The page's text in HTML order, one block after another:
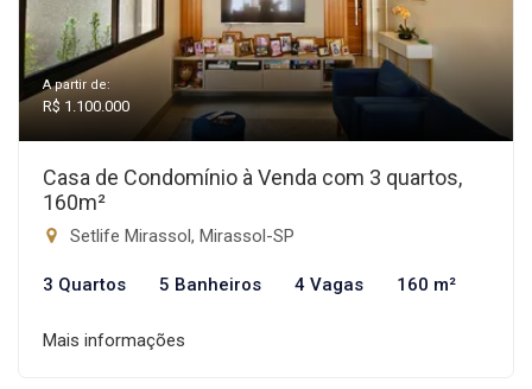
A partir de:
R$ 1.100.000
Casa de Condomínio à Venda com 3 quartos,
160m²
Setlife Mirassol, Mirassol-SP
3 Quartos 5 Banheiros 4 Vagas 160 m²
Mais informações